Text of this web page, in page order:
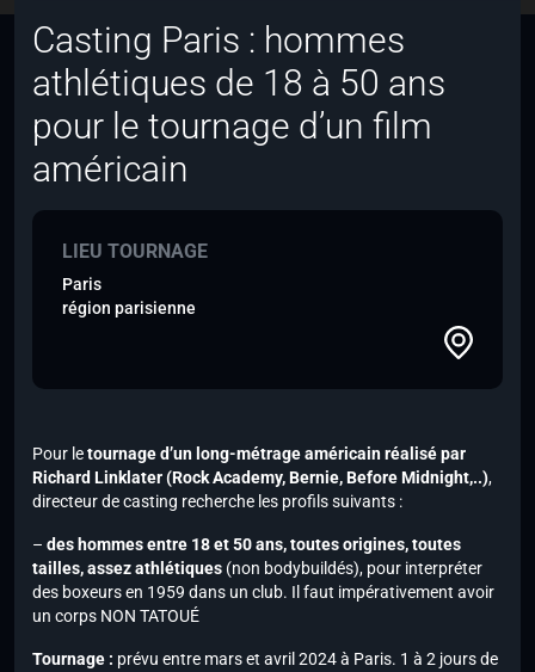
Casting Paris : hommes
athlétiques de 18 à 50 ans
pour le tournage d’un film
américain
LIEU TOURNAGE
Paris
région parisienne
Pour letournage d’un long-métrage américain réalisé par
Richard Linklater (Rock Academy, Bernie, Before Midnight,..),
directeur de casting recherche les profils suivants :
– des hommes entre 18 et 50 ans, toutes origines, toutes
tailles, assez athlétiques (non bodybuildés), pour interpréter
des boxeurs en 1959 dans un club. Il faut impérativement avoir
un corps NON TATOUÉ
Tournage : prévu entre mars et avril 2024 à Paris. 1 à 2 jours de